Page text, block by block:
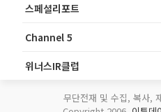
스페셜리포트
Channel 5
위너스IR클럽
무단전재 및 수집, 복사,